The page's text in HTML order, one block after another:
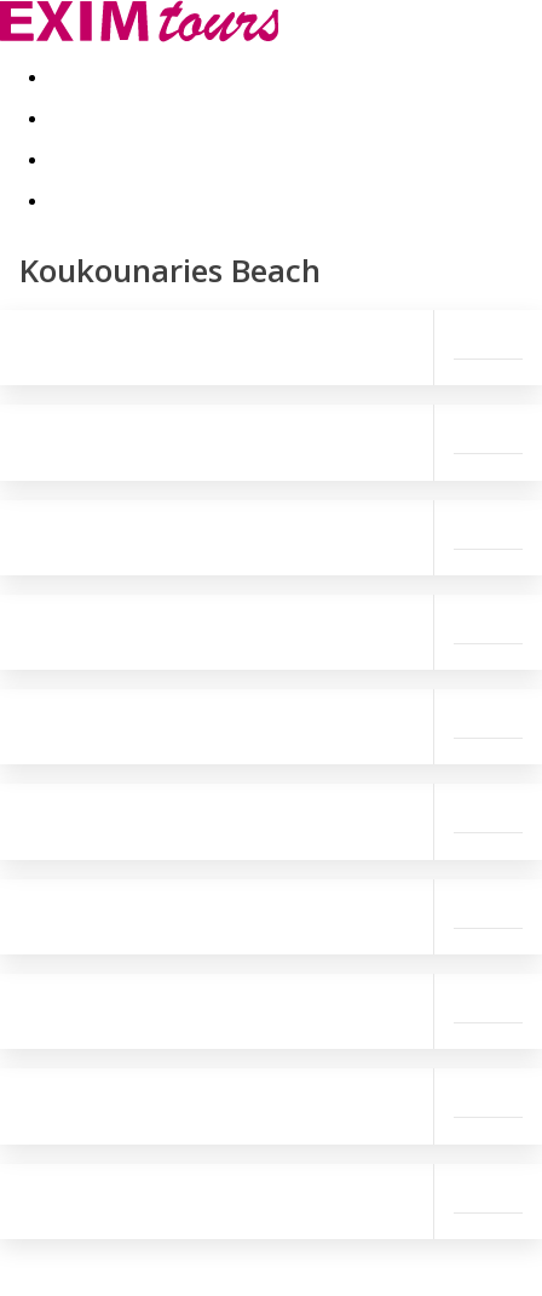
Akční nabídky Last minute
Koukounaries Beach